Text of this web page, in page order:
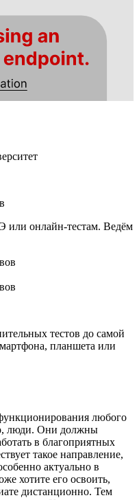
или онлайн-тестам. Ведём
тестов до самой
планшета или
любого
люди. Они должны
в благоприятных
такое направление,
актуально в
хотите его освоить,
дистанционно. Тем